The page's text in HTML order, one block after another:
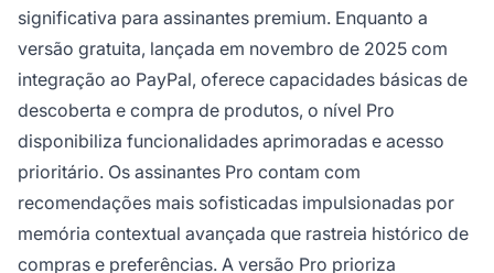
significativa para assinantes premium. Enquanto a
versão gratuita, lançada em novembro de 2025 com
integração ao PayPal, oferece capacidades básicas de
descoberta e compra de produtos, o nível Pro
disponibiliza funcionalidades aprimoradas e acesso
prioritário. Os assinantes Pro contam com
recomendações mais sofisticadas impulsionadas por
memória contextual avançada que rastreia histórico de
compras e preferências. A versão Pro prioriza